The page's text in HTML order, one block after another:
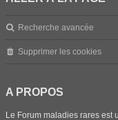
Recherche avancée
Supprimer les cookies
A PROPOS
Le Forum maladies rares est